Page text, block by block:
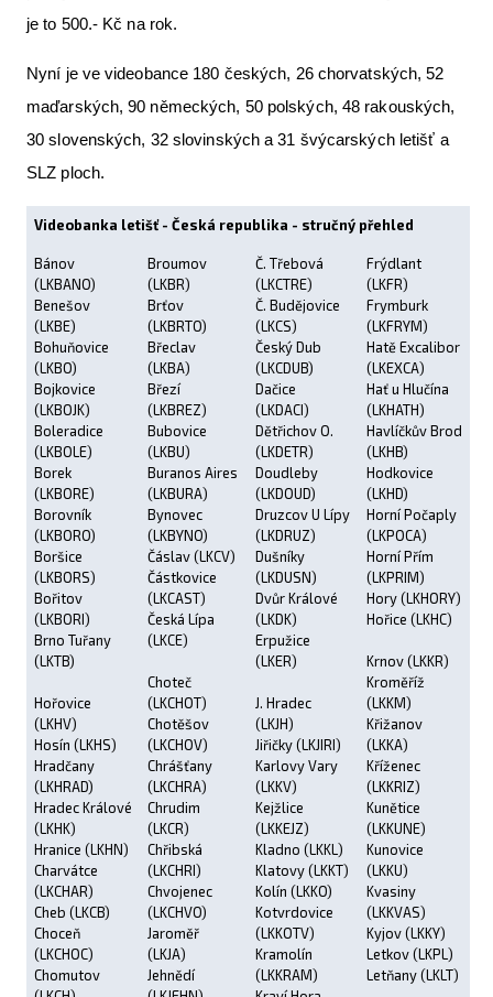
je to 500.- Kč na rok.
Nyní je ve videobance 180 českých, 26 chorvatských, 52
maďarských, 90 německých, 50 polských, 48 rakouských,
30 slovenských, 32 slovinských a 31 švýcarských letišť a
SLZ ploch.
Videobanka letišť - Česká republika - stručný přehled
Bánov
(LKBANO)
Benešov
(LKBE)
Bohuňovice
(LKBO)
Bojkovice
(LKBOJK)
Boleradice
(LKBOLE)
Borek
(LKBORE)
Borovník
(LKBORO)
Boršice
(LKBORS)
Bořitov
(LKBORI)
Brno Tuřany
(LKTB)
Hořovice
(LKHV)
Hosín (LKHS)
Hradčany
(LKHRAD)
Hradec Králové
(LKHK)
Hranice (LKHN)
Charvátce
(LKCHAR)
Cheb (LKCB)
Choceň
(LKCHOC)
Chomutov
Broumov
(LKBR)
Brťov
(LKBRTO)
Břeclav
(LKBA)
Březí
(LKBREZ)
Bubovice
(LKBU)
Buranos Aires
(LKBURA)
Bynovec
(LKBYNO)
Čáslav (LKCV)
Částkovice
(LKCAST)
Česká Lípa
(LKCE)
Choteč
(LKCHOT)
Chotěšov
(LKCHOV)
Chrášťany
(LKCHRA)
Chrudim
(LKCR)
Chřibská
(LKCHRI)
Chvojenec
(LKCHVO)
Jaroměř
(LKJA)
Jehnědí
Č. Třebová
(LKCTRE)
Č. Budějovice
(LKCS)
Český Dub
(LKCDUB)
Dačice
(LKDACI)
Dětřichov O.
(LKDETR)
Doudleby
(LKDOUD)
Druzcov U Lípy
(LKDRUZ)
Dušníky
(LKDUSN)
Dvůr Králové
(LKDK)
Erpužice
(LKER)
J. Hradec
(LKJH)
Jiřičky (LKJIRI)
Karlovy Vary
(LKKV)
Kejžlice
(LKKEJZ)
Kladno (LKKL)
Klatovy (LKKT)
Kolín (LKKO)
Kotvrdovice
(LKKOTV)
Kramolín
(LKKRAM)
Frýdlant
(LKFR)
Frymburk
(LKFRYM)
Hatě Excalibor
(LKEXCA)
Hať u Hlučína
(LKHATH)
Havlíčkův Brod
(LKHB)
Hodkovice
(LKHD)
Horní Počaply
(LKPOCA)
Horní Přím
(LKPRIM)
Hory (LKHORY)
Hořice (LKHC)
Krnov (LKKR)
Kroměříž
(LKKM)
Křižanov
(LKKA)
Kříženec
(LKKRIZ)
Kunětice
(LKKUNE)
Kunovice
(LKKU)
Kvasiny
(LKKVAS)
Kyjov (LKKY)
Letkov (LKPL)
Letňany (LKLT)